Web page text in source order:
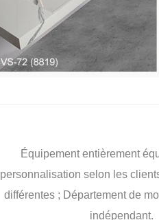
Équipement entièrement
personnalisation selon les
différentes ; Département de
indépendant.